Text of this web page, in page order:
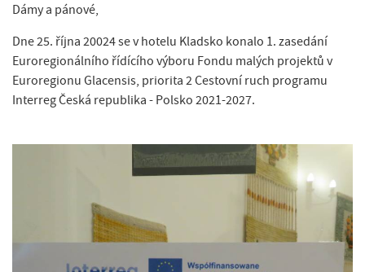
Dámy a pánové,
Dne 25. října 20024 se v hotelu Kladsko konalo 1. zasedání
Euroregionálního řídícího výboru Fondu malých projektů v
Euroregionu Glacensis, priorita 2 Cestovní ruch programu
Interreg Česká republika - Polsko 2021-2027.